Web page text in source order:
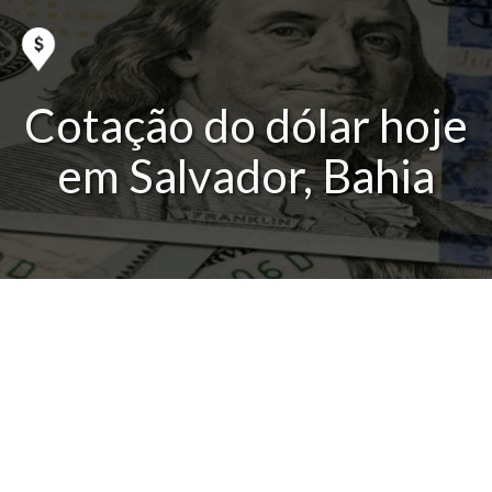
Cotação do dólar hoje
em Salvador, Bahia